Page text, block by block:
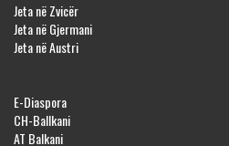
Jeta në Zvicër
Jeta në Gjermani
Jeta në Austri
E-Diaspora
CH-Ballkani
AT Balkani